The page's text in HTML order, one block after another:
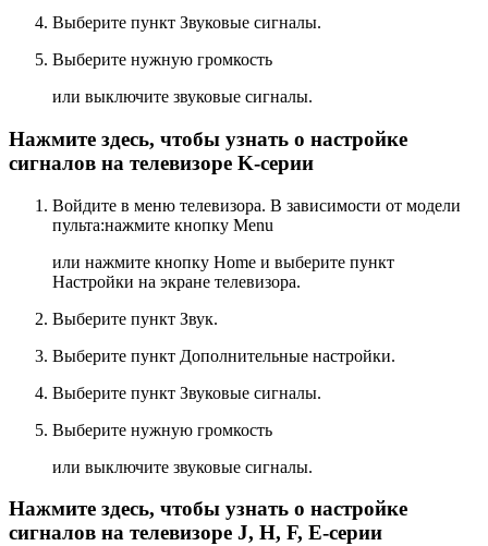
Выберите пункт Звуковые сигналы.
Выберите нужную громкость
или выключите звуковые сигналы.
Нажмите здесь, чтобы узнать о настройке
сигналов на телевизоре K-серии
Войдите в меню телевизора. В зависимости от модели
пульта:нажмите кнопку Menu
или нажмите кнопку Home и выберите пункт
Настройки на экране телевизора.
Выберите пункт Звук.
Выберите пункт Дополнительные настройки.
Выберите пункт Звуковые сигналы.
Выберите нужную громкость
или выключите звуковые сигналы.
Нажмите здесь, чтобы узнать о настройке
сигналов на телевизоре J, H, F, E-серии